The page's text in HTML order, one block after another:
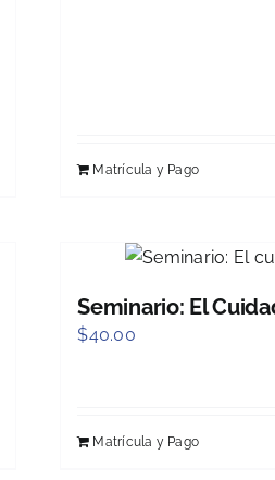
Matrícula y Pago
Seminario: El
$40.00
Matrícula y Pago